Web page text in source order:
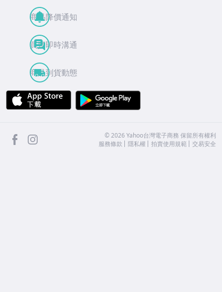
商品降價通知
買賣即時溝通
商品到貨動態
APP Store
facebook ©2026 Yahoo台灣電子商務 保留所有權利
服務條款
隱私權 拍賣使用規範 交易安全